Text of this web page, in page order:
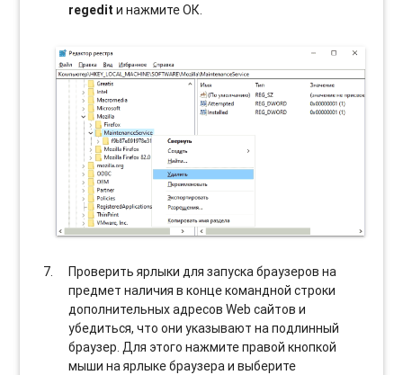
regedit и нажмите ОК.
Проверить ярлыки для запуска браузеров на
предмет наличия в конце командной строки
дополнительных адресов Web сайтов и
убедиться, что они указывают на подлинный
браузер. Для этого нажмите правой кнопкой
мыши на ярлыке браузера и выберите